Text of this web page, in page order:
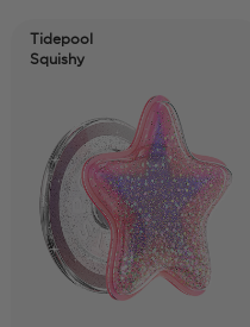
Tidepool
Squishy